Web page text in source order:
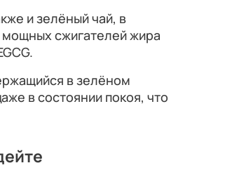
и зелёный чай, в
сжигателей жира
в зелёном
в состоянии покоя, что